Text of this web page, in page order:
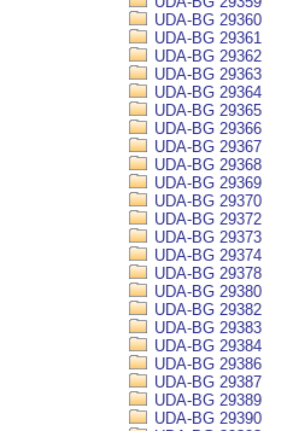
UDA-BG 29360
UDA-BG 29361
UDA-BG 29362
UDA-BG 29363
UDA-BG 29364
UDA-BG 29365
UDA-BG 29366
UDA-BG 29367
UDA-BG 29368
UDA-BG 29369
UDA-BG 29370
UDA-BG 29372
UDA-BG 29373
UDA-BG 29374
UDA-BG 29378
UDA-BG 29380
UDA-BG 29382
UDA-BG 29383
UDA-BG 29384
UDA-BG 29386
UDA-BG 29387
UDA-BG 29389
UDA-BG 29390